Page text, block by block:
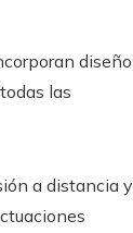
diseño
las
a distancia y